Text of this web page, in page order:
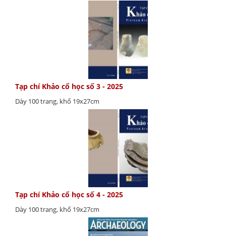
Tạp chí Khảo cổ học số 3 - 2025
Dày 100 trang, khổ 19x27cm
Tạp chí Khảo cổ học số 4 - 2025
Dày 100 trang, khổ 19x27cm